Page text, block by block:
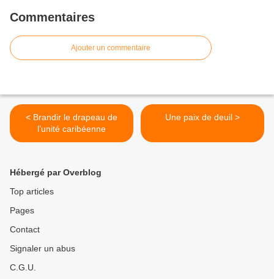
Commentaires
Ajouter un commentaire
< Brandir le drapeau de
l’unité caribéenne
Une paix de deuil >
Hébergé par Overblog
Top articles
Pages
Contact
Signaler un abus
C.G.U.